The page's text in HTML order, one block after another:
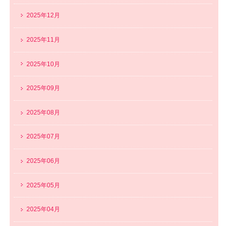
2025年12月
2025年11月
2025年10月
2025年09月
2025年08月
2025年07月
2025年06月
2025年05月
2025年04月